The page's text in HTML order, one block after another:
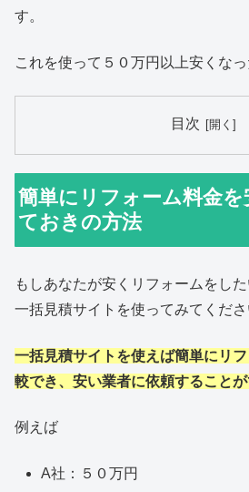
す。
これを使って５０万円以上安くなっ
目次
簡単にリフォーム料金
ておきの方法
もしあなたが安くリフォームをし
一括見積サイトを使ってみてくださ
一括見積サイトを使えば簡単にリ
較でき、安い業者に依頼することが
例えば
A社：５０万円